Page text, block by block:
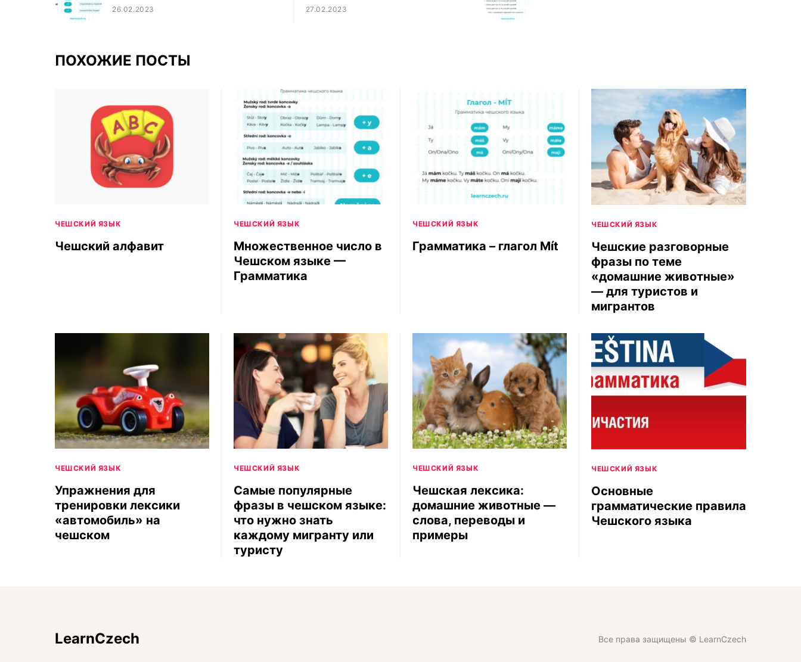
26.02.2023 27.02.2023
ПОХОЖИЕ ПОСТЫ
ЧЕШСКИЙ ЯЗЫК
Чешский алфавит
ЧЕШСКИЙ ЯЗЫК
Множественное число в
Чешском языке —
Грамматика
ЧЕШСКИЙ ЯЗЫК
Грамматика – глагол Mít
ЧЕШСКИЙ ЯЗЫК
Чешские разговорные
фразы по теме
«домашние животные»
— для туристов и
мигрантов
ЧЕШСКИЙ ЯЗЫК
Упражнения для
тренировки лексики
«автомобиль» на
чешском
ЧЕШСКИЙ ЯЗЫК
Самые популярные
фразы в чешском языке:
что нужно знать
каждому мигранту или
туристу
ЧЕШСКИЙ ЯЗЫК
Чешская лексика:
домашние животные —
слова, переводы и
примеры
ЧЕШСКИЙ ЯЗЫК
Основные
грамматические правила
Чешского языка
LearnCzech Все права защищены © LearnCzech